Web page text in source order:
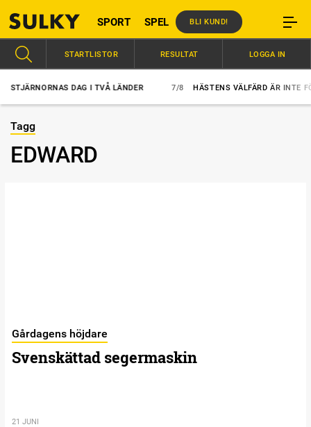
SPORT SPEL BLI KUND!
DAG I TVÅ LÄNDER 7/8 HÄSTENS VÄLFÄRD ÄR INTE
STARTLISTOR RESULTAT LOGGA IN
Tagg
EDWARD
Gårdagens höjdare
Svenskättad segermaskin
21 JUNI